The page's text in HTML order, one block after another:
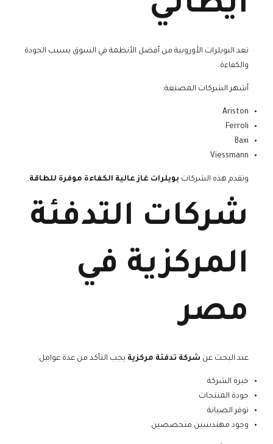
تعد البويلرات الأوروبية من أفضل الأنظمة في السوق بسبب الجودة
والكفاءة.
أشهر الشركات المصنعة:
Ariston
Ferroli
Baxi
Viessmann
وتقدم هذه الشركات بويلرات غاز عالية الكفاءة موفرة للطاقة.
شركات التدفئة
المركزية في
مصر
عند البحث عن شركة تدفئة مركزية يجب التأكد من عدة عوامل:
خبرة الشركة
جودة المنتجات
توفر الصيانة
وجود مهندسين متخصصين